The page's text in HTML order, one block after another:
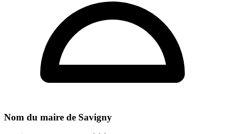
Nom du maire de Savigny